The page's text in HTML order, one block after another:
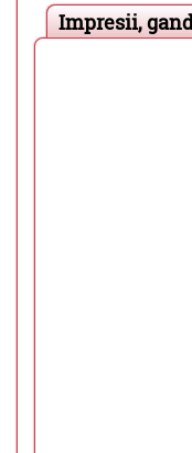
Impresii,